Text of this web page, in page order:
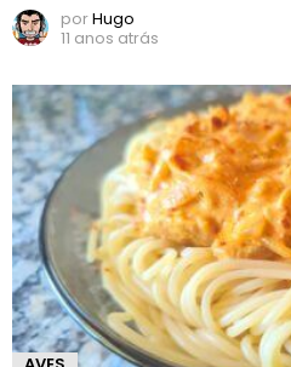
porHugo
11 anos atrás